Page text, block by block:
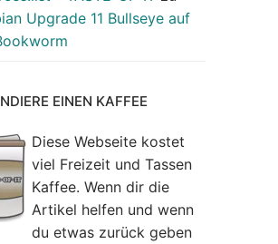
Upgrade 11 Bullseye auf
EINEN KAFFEE
Diese Webseite kostet
viel Freizeit und Tassen
Kaffee. Wenn dir die
Artikel helfen und wenn
du etwas zurück geben